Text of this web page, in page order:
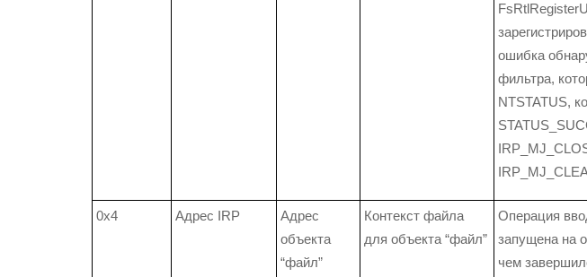
ошибка
фильтра,
NTSTATUS,
0x4 Адрес IRP
Адрес
объекта
“файл”
Контекст файла
для объекта “файл”
Операция
запущена на
чем